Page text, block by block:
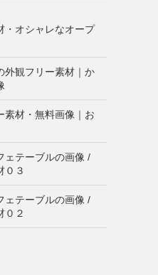
・オシャレなオープ
外観フリー素材｜か
素材・無料画像｜お
ェテーブルの画像 /
０３
ェテーブルの画像 /
０２